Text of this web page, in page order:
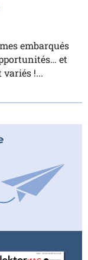
embarqués
et
!...